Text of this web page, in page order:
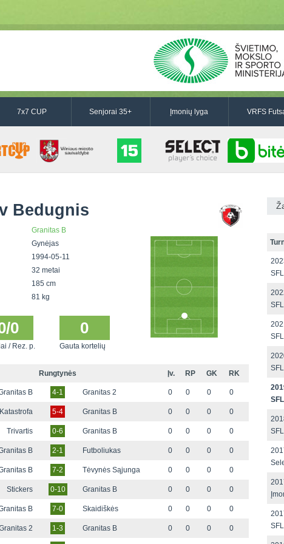
7x7 CUP Senjorai 35+ Įmonių lyga VRFS
Bedugnis
Granitas B
Gynėjas
1994-05-11
32 metai
185 cm
81 kg
0
/ Rez. p.
0
Gauta kortelių
Rungtynės Įv. RP GK RK
B 4-1 Granitas 2 0 0 0 0
Katastrofa 5-4 Granitas B 0 0 0 0
Trivartis 0-6 Granitas B 0 0 0 0
B 2-1 Futboliukas 0 0 0 0
B 7-2 Tėvynės Sąjunga 0 0 0 0
Stickers 0-10 Granitas B 0 0 0 0
B 7-0 Skaidiškės 0 0 0 0
2 1-3 Granitas B 0 0 0 0